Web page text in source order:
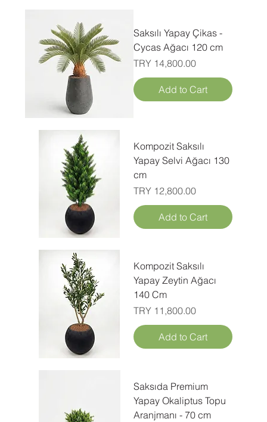
Saksılı Yapay Çikas -
Cycas Ağacı 120 cm
Price
TRY 14,800.00
Add to Cart
Kompozit Saksılı
Yapay Selvi Ağacı 130
cm
Price
TRY 12,800.00
Add to Cart
Kompozit Saksılı
Yapay Zeytin Ağacı
140 Cm
Price
TRY 11,800.00
Add to Cart
Saksıda Premium
Yapay Okaliptus Topu
Aranjmanı - 70 cm